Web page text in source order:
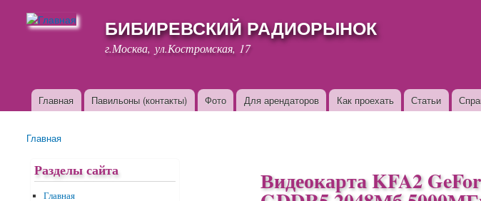
БИБИРЕВСКИЙ РАДИОРЫНОК
г.Москва, ул.Костромская, 17
Основные ссылки
Главная Павильоны (контакты) Фото Для арендаторов Как проехать Статьи
Вы здесь
Главная
Видеокарта KFA2
Разделы сайта
Главная